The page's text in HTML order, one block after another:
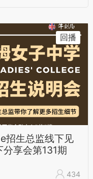
回播
生总监线下见
享会第131期
434